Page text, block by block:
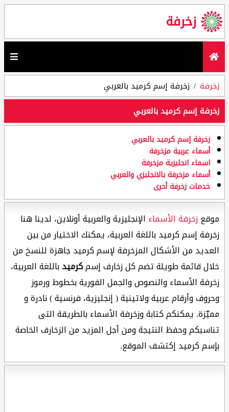
زخرفة
زخرفة
زخرفة إسم كرميد بالعربي
زخرفة إسم كرميد بالعربي
زخرفة إسم كرميد بالعربي
أسماء عربية مزخرفة
اسماء انجليزية مزخرفة
أسماء مزخرفة بالانجليزي والعربي
خدمات زخرفة أخرى
موقعزخرفة الأسماء الإنجليزية والعربية أونلاين، لدينا هنا
زخرفة إسم كرميد باللغة العربية، يمكنك الاختيار من بين
العديد من الأشكال المزخرفة لإسم كرميد جاهزة للنسخ من
خلال قائمة طويلة تضم كل زخارف إسمكرميدباللغة العربية،
زخرفة الأسماء والنصوص والجمل الفورية بخطوط ورموز
وحروف وأرقام عربية ولاتينية ( إنجليزية، فرنسية ) نادرة و
مميّزة. يمكنكم كتابة وزخرفة الأسماء بالطريقة التى
تناسبكم وحفظ النتيجة ومن أجل المزيد من الزخارف الخاصة
بإسم كرميد إكتشف الموقع.